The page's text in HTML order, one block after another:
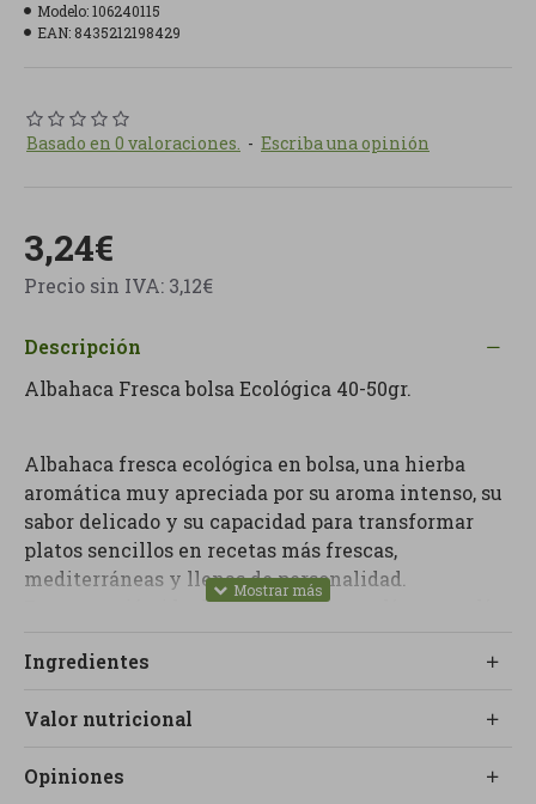
Modelo:106240115
EAN: 8435212198429
Basado en 0 valoraciones. - Escriba una opinión
3,24€
Precio sin IVA: 3,12€
Descripción
Albahaca Fresca bolsa Ecológica 40-50gr.
Albahaca fresca ecológica en bolsa, una hierba
aromática muy apreciada por su aroma intenso, su
sabor delicado y su capacidad para transformar
platos sencillos en recetas más frescas,
mediterráneas y llenas de personalidad.
Es una opción ideal para quien busca día en un día
fragante y ligero sin recurrir a salsas preparadas o
Su aroma característico combina muy bien con
platos mediterráneos, verduras cocinadas, cereales,
Ingredientes
Valor nutricional
Opiniones